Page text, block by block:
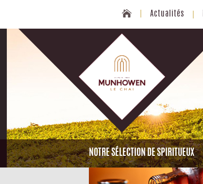
Actualités
NOTRE SÉLECTION DE SPIRITUEUX